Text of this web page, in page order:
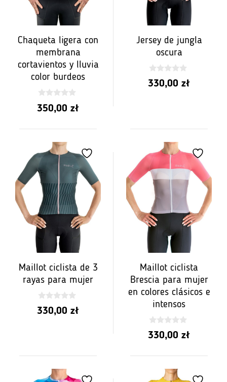
Chaqueta ligera con
membrana
cortavientos y lluvia
color burdeos
0
z
350,00 zł
Jersey de jungla
oscura
0
z
330,00 zł
Maillot ciclista de 3
rayas para mujer
0
z
330,00 zł
Maillot ciclista
Brescia para mujer
en colores clásicos e
intensos
0
z
330,00 zł